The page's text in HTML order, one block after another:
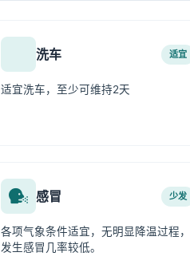
洗车 适宜
适宜洗车，至少可维持2天
感冒 少发
各项气象条件适宜，无明显降温过程，
发生感冒几率较低。